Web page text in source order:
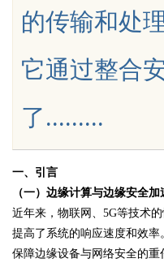
Bo
的传输和处
它通过整合
了.........
一、引言
（一）边缘计算与边缘安全
近年来，物联网、5G等技术
提高了系统的响应速度和效率
保障边缘设备与网络安全的